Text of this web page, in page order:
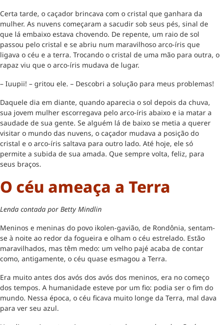
Certa tarde, o caçador brincava com o cristal que ganhara da
mulher. As nuvens começaram a sacudir sob seus pés, sinal de
que lá embaixo estava chovendo. De repente, um raio de sol
passou pelo cristal e se abriu num maravilhoso arco-íris que
ligava o céu e a terra. Trocando o cristal de uma mão para outra, o
rapaz viu que o arco-íris mudava de lugar.
– Iuupii! – gritou ele. – Descobri a solução para meus problemas!
Daquele dia em diante, quando aparecia o sol depois da chuva,
sua jovem mulher escorregava pelo arco-íris abaixo e ia matar a
saudade de sua gente. Se alguém lá de baixo se metia a querer
visitar o mundo das nuvens, o caçador mudava a posição do
cristal e o arco-íris saltava para outro lado. Até hoje, ele só
permite a subida de sua amada. Que sempre volta, feliz, para
seus braços.
O céu ameaça a Terra
Lenda contada por Betty Mindlin
Meninos e meninas do povo ikolen-gavião, de Rondônia, sentam-
se à noite ao redor da fogueira e olham o céu estrelado. Estão
maravilhados, mas têm medo: um velho pajé acaba de contar
como, antigamente, o céu quase esmagou a Terra.
Era muito antes dos avós dos avós dos meninos, era no começo
dos tempos. A humanidade esteve por um fio: podia ser o fim do
mundo. Nessa época, o céu ficava muito longe da Terra, mal dava
para ver seu azul.